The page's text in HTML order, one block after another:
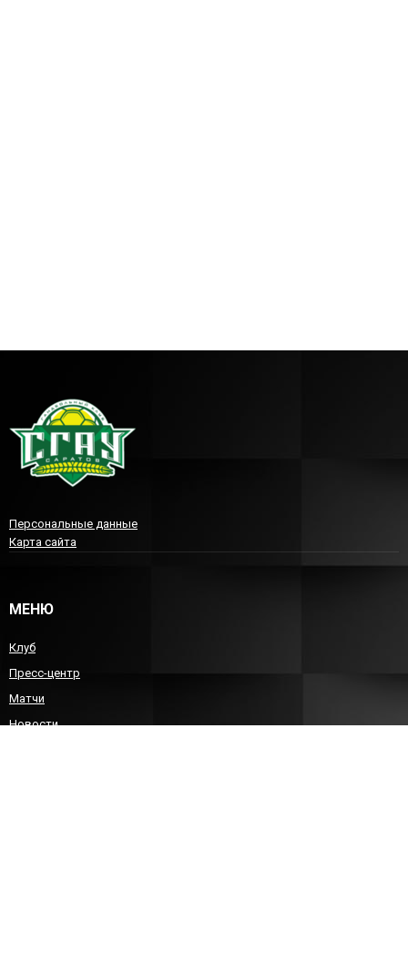
Персональные данные
Карта сайта
МЕНЮ
Клуб
Пресс-центр
Матчи
Новости